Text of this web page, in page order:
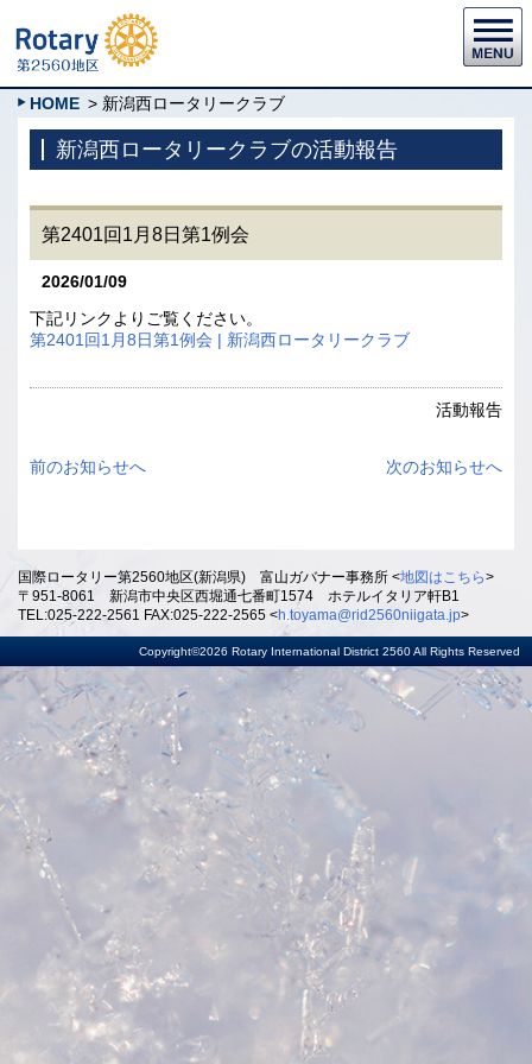
HOME > 新潟西ロータリークラブ
新潟西ロータリークラブの活動報告
第2401回1月8日第1例会
2026/01/09
下記リンクよりご覧ください。
第2401回1月8日第1例会 | 新潟西ロータリークラブ
活動報告
前のお知らせへ 次のお知らせへ
国際ロータリー第2560地区(新潟県) 富山ガバナー事務所 <地図はこちら>
〒951-8061 新潟市中央区西堀通七番町1574 ホテルイタリア軒B1
TEL:025-222-2561 FAX:025-222-2565 <h.toyama@rid2560niigata.jp>
Copyright©2026 Rotary International District 2560 All Rights Reserved